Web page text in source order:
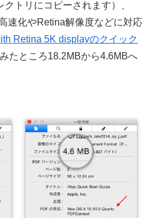
クトリにコピーされます）、
速化やRetina解像度などに対応
Retina 5K displayのクイック
たところ18.2MBから4.6MBへ